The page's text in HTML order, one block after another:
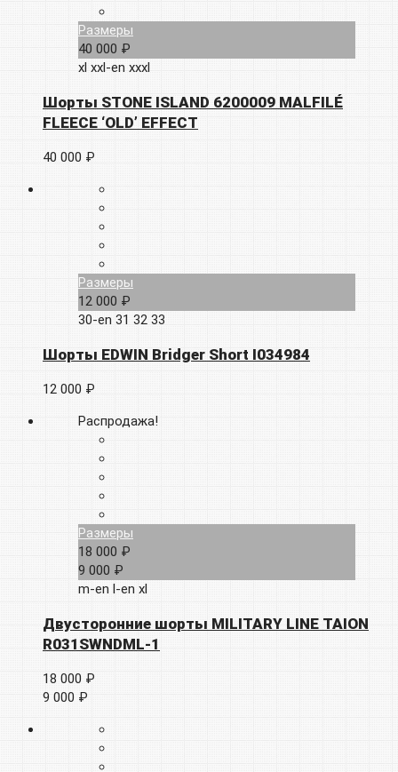
Размеры
40 000 ₽
xl xxl-en xxxl
Шорты STONE ISLAND 6200009 MALFILÉ
FLEECE ‘OLD’ EFFECT
40 000 ₽
Размеры
12 000 ₽
30-en 31 32 33
Шорты EDWIN Bridger Short I034984
12 000 ₽
Распродажа!
Размеры
18 000 ₽
9 000 ₽
m-en l-en xl
Двусторонние шорты MILITARY LINE TAION
R031SWNDML-1
18 000 ₽
9 000 ₽